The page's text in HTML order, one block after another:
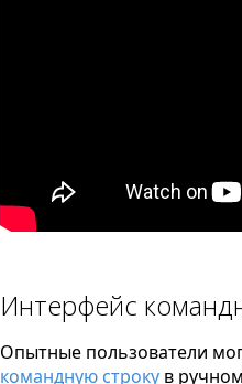
Интерфейс
Опытные пользователи
командную строкув